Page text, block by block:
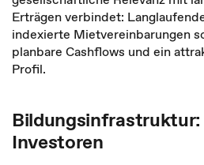
Erträgen verbindet:
indexierte Mietvereinbarungen
planbare Cashflows und ein
Profil.
Investoren